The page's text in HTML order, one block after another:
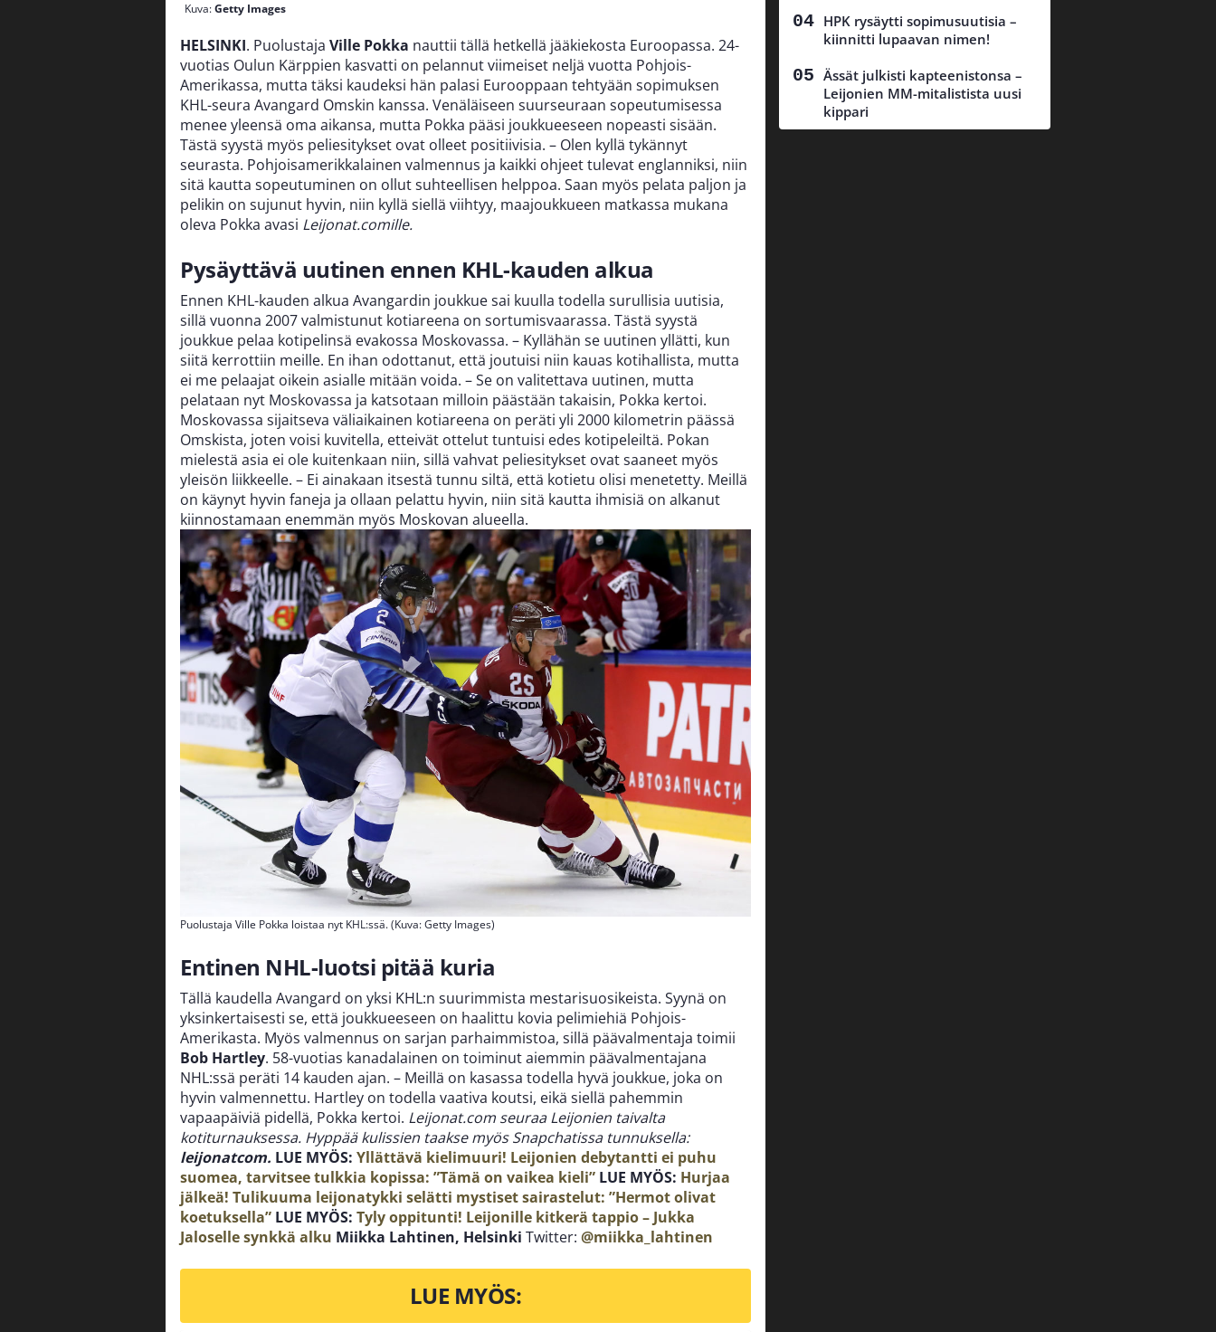
Kuva:Getty Images
HELSINKI. Puolustaja Ville Pokka nauttii tällä hetkellä jääkiekosta Euroopassa. 24-
vuotias Oulun Kärppien kasvatti on pelannut viimeiset neljä vuotta Pohjois-
Amerikassa, mutta täksi kaudeksi hän palasi Eurooppaan tehtyään sopimuksen
KHL-seura Avangard Omskin kanssa. Venäläiseen suurseuraan sopeutumisessa
menee yleensä oma aikansa, mutta Pokka pääsi joukkueeseen nopeasti sisään.
Tästä syystä myös peliesitykset ovat olleet positiivisia. – Olen kyllä tykännyt
seurasta. Pohjoisamerikkalainen valmennus ja kaikki ohjeet tulevat englanniksi, niin
sitä kautta sopeutuminen on ollut suhteellisen helppoa. Saan myös pelata paljon ja
pelikin on sujunut hyvin, niin kyllä siellä viihtyy, maajoukkueen matkassa mukana
oleva Pokka avasi Leijonat.comille.
Pysäyttävä uutinen ennen KHL-kauden alkua
Ennen KHL-kauden alkua Avangardin joukkue sai kuulla todella surullisia uutisia,
sillä vuonna 2007 valmistunut kotiareena on sortumisvaarassa. Tästä syystä
joukkue pelaa kotipelinsä evakossa Moskovassa. – Kyllähän se uutinen yllätti, kun
siitä kerrottiin meille. En ihan odottanut, että joutuisi niin kauas kotihallista, mutta
ei me pelaajat oikein asialle mitään voida. – Se on valitettava uutinen, mutta
pelataan nyt Moskovassa ja katsotaan milloin päästään takaisin, Pokka kertoi.
Moskovassa sijaitseva väliaikainen kotiareena on peräti yli 2000 kilometrin päässä
Omskista, joten voisi kuvitella, etteivät ottelut tuntuisi edes kotipeleiltä. Pokan
mielestä asia ei ole kuitenkaan niin, sillä vahvat peliesitykset ovat saaneet myös
yleisön liikkeelle. – Ei ainakaan itsestä tunnu siltä, että kotietu olisi menetetty. Meillä
on käynyt hyvin faneja ja ollaan pelattu hyvin, niin sitä kautta ihmisiä on alkanut
kiinnostamaan enemmän myös Moskovan alueella.
Puolustaja Ville Pokka loistaa nyt KHL:ssä. (Kuva: Getty Images)
Entinen NHL-luotsi pitää kuria
Tällä kaudella Avangard on yksi KHL:n suurimmista mestarisuosikeista. Syynä on
yksinkertaisesti se, että joukkueeseen on haalittu kovia pelimiehiä Pohjois-
Amerikasta. Myös valmennus on sarjan parhaimmistoa, sillä päävalmentaja toimii
Bob Hartley. 58-vuotias kanadalainen on toiminut aiemmin päävalmentajana
NHL:ssä peräti 14 kauden ajan. – Meillä on kasassa todella hyvä joukkue, joka on
hyvin valmennettu. Hartley on todella vaativa koutsi, eikä siellä pahemmin
vapaapäiviä pidellä, Pokka kertoi. Leijonat.com seuraa Leijonien taivalta
kotiturnauksessa. Hyppää kulissien taakse myös Snapchatissa tunnuksella:
leijonatcom. LUE MYÖS: Yllättävä kielimuuri! Leijonien debytantti ei puhu
suomea, tarvitsee tulkkia kopissa: ”Tämä on vaikea kieli” LUE MYÖS: Hurjaa
jälkeä! Tulikuuma leijonatykki selätti mystiset sairastelut: ”Hermot olivat
koetuksella” LUE MYÖS: Tyly oppitunti! Leijonille kitkerä tappio – Jukka
Jaloselle synkkä alku Miikka Lahtinen, Helsinki Twitter: @miikka_lahtinen
LUE MYÖS:
HPK rysäytti sopimusuutisia –
kiinnitti lupaavan nimen!
Ässät julkisti kapteenistonsa –
Leijonien MM-mitalistista uusi
kippari